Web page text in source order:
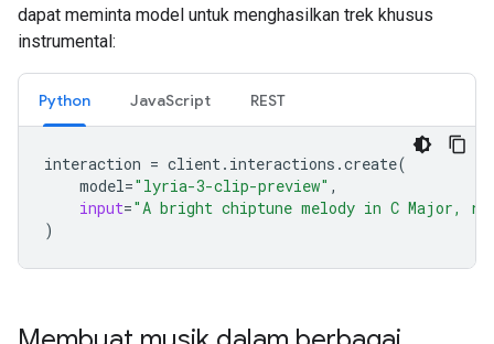
dapat meminta model untuk menghasilkan trek khusus
instrumental:
Python JavaScript REST
interaction = client. interactions .create(
model="lyria-3-clip-preview" ,
input="A bright chiptune melody in C Major,
)